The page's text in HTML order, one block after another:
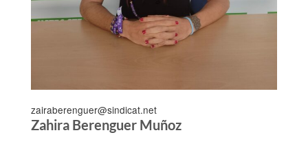
zairaberenguer@sindicat.net
Zahira Berenguer Muñoz